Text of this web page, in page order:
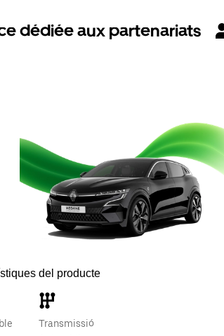
dédiée aux partenariats
del producte
Transmissió